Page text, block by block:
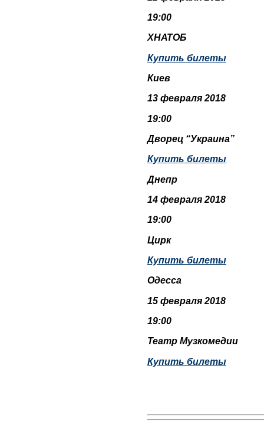
19:00
ХНАТОБ
Купить билеты
Киев
13 февраля 2018
19:00
Дворец “Украина”
Купить билеты
Днепр
14 февраля 2018
19:00
Цирк
Купить билеты
Одесса
15 февраля 2018
19:00
Театр Музкомедии
Купить билеты